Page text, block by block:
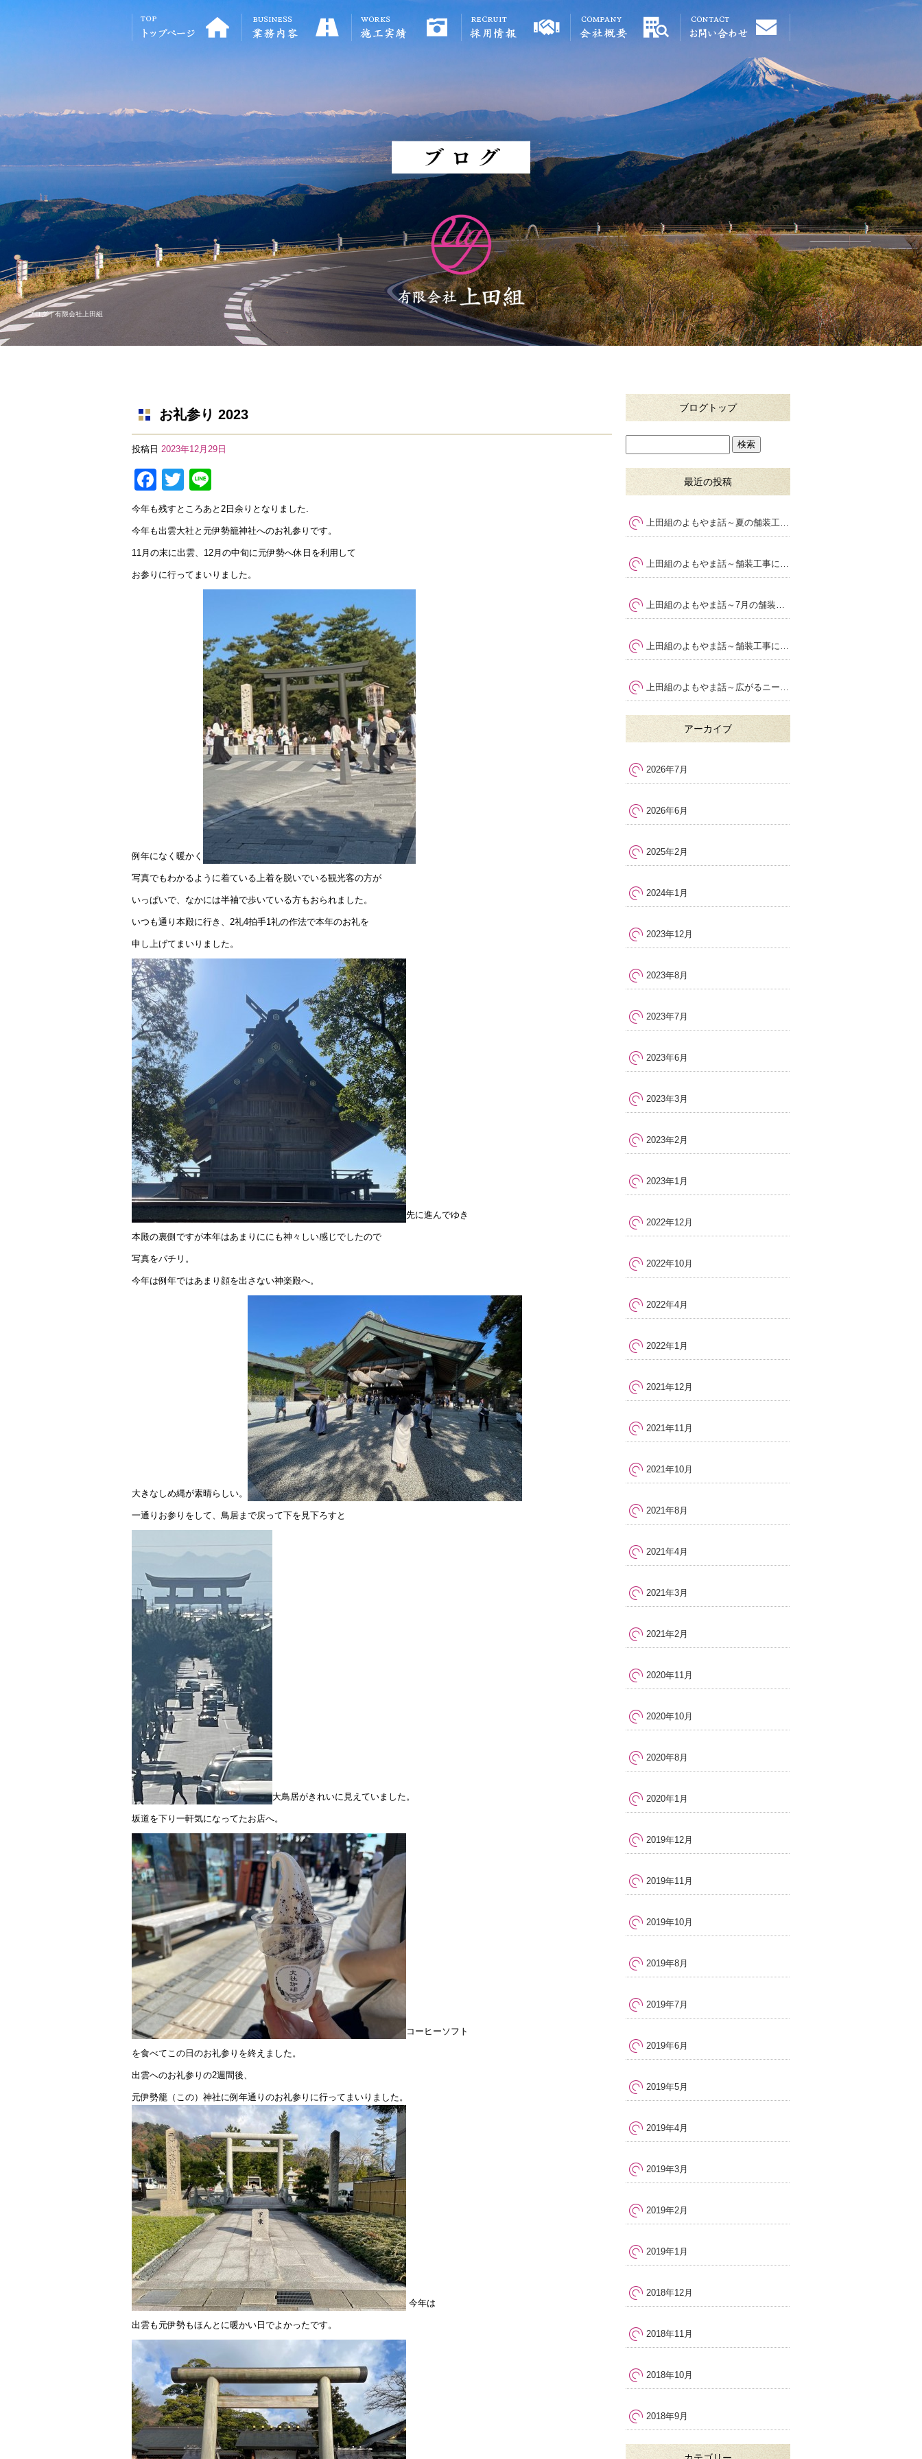
ブログ｜有限会社上田組
お礼参り 2023
投稿日 2023年12月29日
F
a
c
e
b
T
wi
tt
er
n
e
今年も残すところあと2日余りとなりました.
今年も出雲大社と元伊勢籠神社へのお礼参りです。
11月の末に出雲、12月の中旬に元伊勢へ休日を利用して
お参りに行ってまいりました。
例年になく暖かく
写真でもわかるように着ている上着を脱いでいる観光客の方が
いっぱいで、なかには半袖で歩いている方もおられました。
いつも通り本殿に行き、2礼4拍手1礼の作法で本年のお礼を
申し上げてまいりました。
先に進んでゆき
本殿の裏側ですが本年はあまりににも神々しい感じでしたので
写真をパチリ。
今年は例年ではあまり顔を出さない神楽殿へ。
大きなしめ縄が素晴らしい。
一通りお参りをして、鳥居まで戻って下を見下ろすと
大鳥居がきれいに見えていました。
坂道を下り一軒気になってたお店へ。
コーヒーソフト
を食べてこの日のお礼参りを終えました。
出雲へのお礼参りの2週間後、
元伊勢籠（この）神社に例年通りのお礼参りに行ってまいりました。
今年は
出雲も元伊勢もほんとに暖かい日でよかったです。
ブログトップ
最近の投稿
上田組のよもやま話～夏の舗装工事で大切な暑さ対策と品質管理
上田組のよもやま話～舗装工事に求められる専門性とは
上田組のよもやま話～7月の舗装工事で気をつけたいポイント
上田組のよもやま話～舗装工事における安全管理の大切さ
上田組のよもやま話～広がるニーズ
アーカイブ
2026年7月
2026年6月
2025年2月
2024年1月
2023年12月
2023年8月
2023年7月
2023年6月
2023年3月
2023年2月
2023年1月
2022年12月
2022年10月
2022年4月
2022年1月
2021年12月
2021年11月
2021年10月
2021年8月
2021年4月
2021年3月
2021年2月
2020年11月
2020年10月
2020年8月
2020年1月
2019年12月
2019年11月
2019年10月
2019年8月
2019年7月
2019年6月
2019年5月
2019年4月
2019年3月
2019年2月
2019年1月
2018年12月
2018年11月
2018年10月
2018年9月